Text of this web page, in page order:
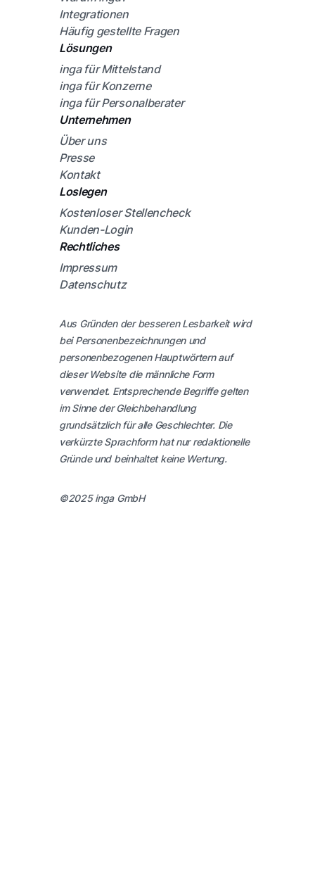
Integrationen
Häufig gestellte Fragen
Lösungen
inga für Mittelstand
inga für Konzerne
inga für Personalberater
Unternehmen
Über uns
Presse
Kontakt
Loslegen
Kostenloser Stellencheck
Kunden-Login
Rechtliches
Impressum
Datenschutz
Aus Gründen der besseren Lesbarkeit wird
bei Personenbezeichnungen und
personenbezogenen Hauptwörtern auf
dieser Website die männliche Form
verwendet. Entsprechende Begriffe gelten
im Sinne der Gleichbehandlung
grundsätzlich für alle Geschlechter. Die
verkürzte Sprachform hat nur redaktionelle
Gründe und beinhaltet keine Wertung.
©2025 inga GmbH